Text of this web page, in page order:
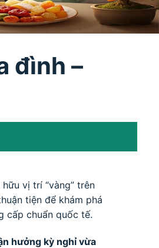
đình –
vị trí “vàng” trên
tiện để khám phá
cấp chuẩn quốc tế.
hưởng kỳ nghỉ vừa